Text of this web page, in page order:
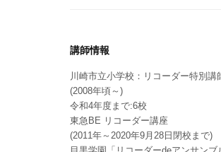
講師情報
川崎市立小学校：リコーダー特別講
(2008年頃～)
令和4年度まで:6校
東急BE リコーダー講座
(2011年～2020年9月28日閉校まで)